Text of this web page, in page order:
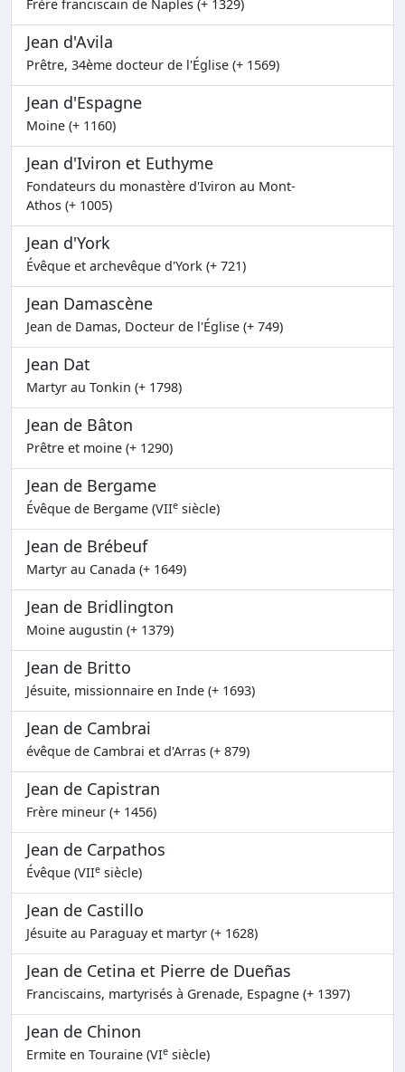
Frère franciscain de Naples (+ 1329)
Jean d'Avila
Prêtre, 34ème docteur de l'Église (+ 1569)
Jean d'Espagne
Moine (+ 1160)
Jean d'Iviron et Euthyme
Fondateurs du monastère d'Iviron au Mont-
Athos (+ 1005)
Jean d'York
Évêque et archevêque d'York (+ 721)
Jean Damascène
Jean de Damas, Docteur de l'Église (+ 749)
Jean Dat
Martyr au Tonkin (+ 1798)
Jean de Bâton
Prêtre et moine (+ 1290)
Jean de Bergame
Évêque de Bergame (VIIe siècle)
Jean de Brébeuf
Martyr au Canada (+ 1649)
Jean de Bridlington
Moine augustin (+ 1379)
Jean de Britto
Jésuite, missionnaire en Inde (+ 1693)
Jean de Cambrai
évêque de Cambrai et d'Arras (+ 879)
Jean de Capistran
Frère mineur (+ 1456)
Jean de Carpathos
Évêque (VIIe siècle)
Jean de Castillo
Jésuite au Paraguay et martyr (+ 1628)
Jean de Cetina et Pierre de Dueñas
Franciscains, martyrisés à Grenade, Espagne (+ 1397)
Jean de Chinon
Ermite en Touraine (VIe siècle)